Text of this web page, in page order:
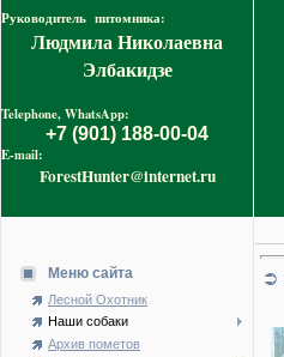
Руководитель питомника:
Людмила Николаевна
Элбакидзе
Telephone, WhatsApp:
+7 (901) 188-00-04
E-mail:
ForestHunter@internet.ru
Меню сайта
Лесной Охотник
Наши собаки
Архив пометов